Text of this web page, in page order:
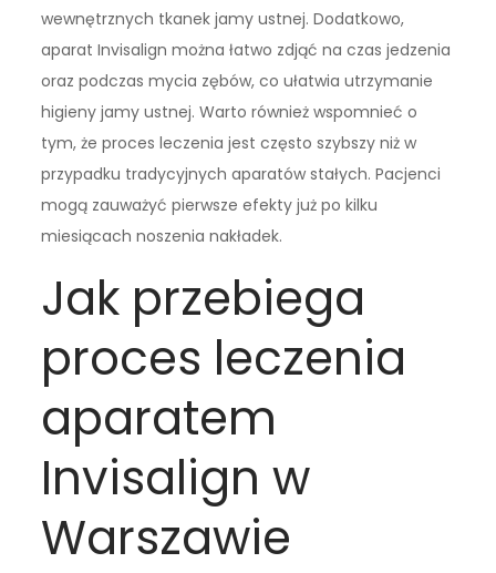
wewnętrznych tkanek jamy ustnej. Dodatkowo,
aparat Invisalign można łatwo zdjąć na czas jedzenia
oraz podczas mycia zębów, co ułatwia utrzymanie
higieny jamy ustnej. Warto również wspomnieć o
tym, że proces leczenia jest często szybszy niż w
przypadku tradycyjnych aparatów stałych. Pacjenci
mogą zauważyć pierwsze efekty już po kilku
miesiącach noszenia nakładek.
Jak przebiega
proces leczenia
aparatem
Invisalign w
Warszawie